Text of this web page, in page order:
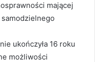
mającej
ukończyła 16 roku
możliwości